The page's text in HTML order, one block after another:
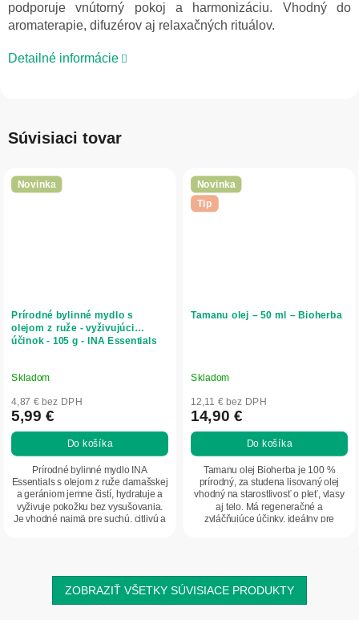
podporuje vnútorný pokoj a harmonizáciu. Vhodný do
aromaterapie, difuzérov aj relaxačných rituálov.
Detailné informácie
Súvisiaci tovar
Novinka
Prírodné bylinné mydlo s
olejom z ruže - vyživujúci
účinok - 105 g - INA Essentials
Skladom
4,87 € bez DPH
5,99 €
Do košíka
Prírodné bylinné mydlo INA
Essentials s olejom z ruže damašskej
a gerániom jemne čistí, hydratuje a
vyživuje pokožku bez vysušovania.
Je vhodné najmä pre suchú, citlivú a
Novinka
Tip
Tamanu olej – 50 ml – Bioherba
Skladom
12,11 € bez DPH
14,90 €
Do košíka
Tamanu olej Bioherba je 100 %
prírodný, za studena lisovaný olej
vhodný na starostlivosť o pleť, vlasy
aj telo. Má regeneračné a
zvláčňujúce účinky, ideálny pre
ZOBRAZIŤ VŠETKY SÚVISIACE PRODUKTY